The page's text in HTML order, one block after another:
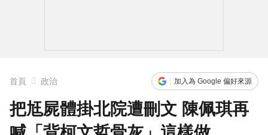
首頁 政治 加入為 Google 偏好來源
把尪屍體掛北院遭刪文 陳佩琪再